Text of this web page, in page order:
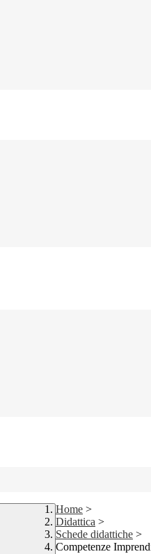
Home >
Didattica >
Schede didattiche >
Competenze